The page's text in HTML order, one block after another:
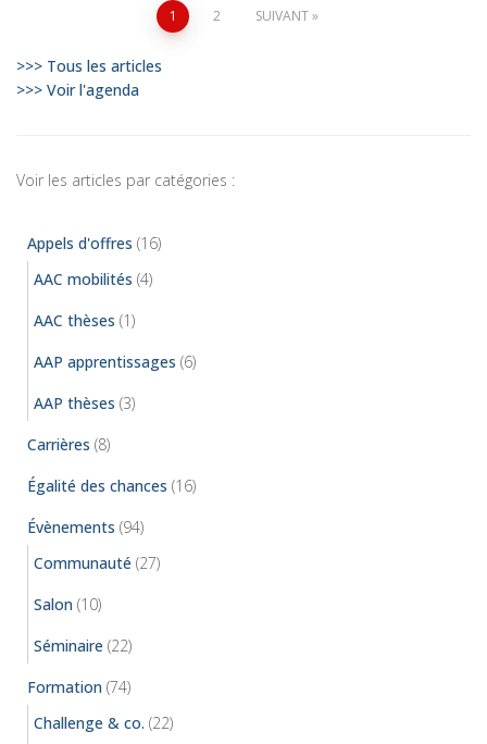
Pagination
des
1 2 SUIVANT
>>> Tous les articles
>>> Voir l'agenda
Voir les articles par catégories :
Appels d'offres (16)
AAC mobilités (4)
AAC thèses (1)
AAP apprentissages (6)
AAP thèses (3)
Carrières (8)
Égalité des chances (16)
Évènements (94)
Communauté (27)
Salon (10)
Séminaire (22)
Formation (74)
Challenge & co. (22)